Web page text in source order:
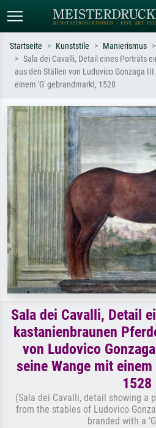
Standardsuche
Suchen Sie nach Künstlern, Werktiteln
Sternennacht, Impressionismus, Welle
Hokusai, Akt.
Startseite Kunststile Manierismus
Sala dei Cavalli, Detail eines Porträts
aus den Ställen von Ludovico Gonzaga
einem 'G' gebrandmarkt, 1528
Sala dei Cavalli, Detail
kastanienbraunen
von Ludovico
seine Wange mit
1528
(Sala dei Cavalli, detail showing a
from the stables of Ludovico
branded with a